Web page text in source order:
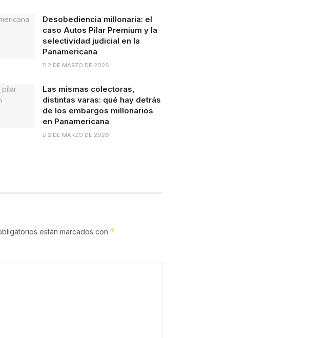
Desobediencia millonaria: el
caso Autos Pilar Premium y la
selectividad judicial en la
Panamericana
2 DE MARZO DE 2026
Las mismas colectoras,
distintas varas: qué hay detrás
de los embargos millonarios
en Panamericana
2 DE MARZO DE 2026
están marcados con *